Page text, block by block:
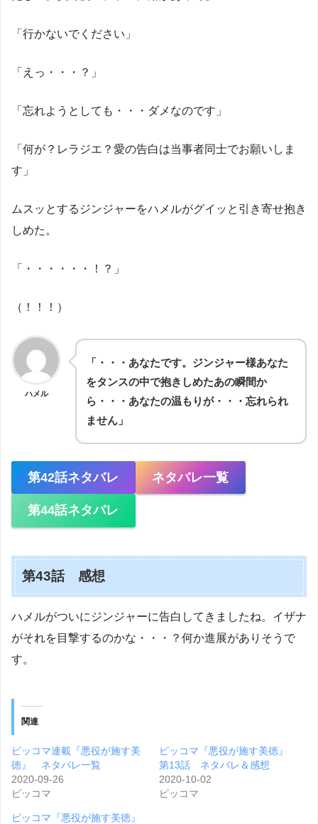
「行かないでください」
「えっ・・・？」
「忘れようとしても・・・ダメなのです」
「何が？レラジエ？愛の告白は当事者同士でお願いしま
す」
ムスッとするジンジャーをハメルがグイッと引き寄せ抱き
しめた。
「・・・・・・！？」
（！！！）
ハメル
「・・・あなたです。ジンジャー様あなた
をタンスの中で抱きしめたあの瞬間か
ら・・・あなたの温もりが・・・忘れられ
ません」
第42話ネタバレ ネタバレ一覧
第44話ネタバレ
第43話 感想
ハメルがついにジンジャーに告白してきましたね。イザナ
がそれを目撃するのかな・・・？何か進展がありそうで
す。
関連
ピッコマ連載『悪役が施す美
徳』 ネタバレ一覧
2020-09-26
ピッコマ
ピッコマ『悪役が施す美徳』
第13話 ネタバレ＆感想
2020-10-02
ピッコマ
ピッコマ『悪役が施す美徳』